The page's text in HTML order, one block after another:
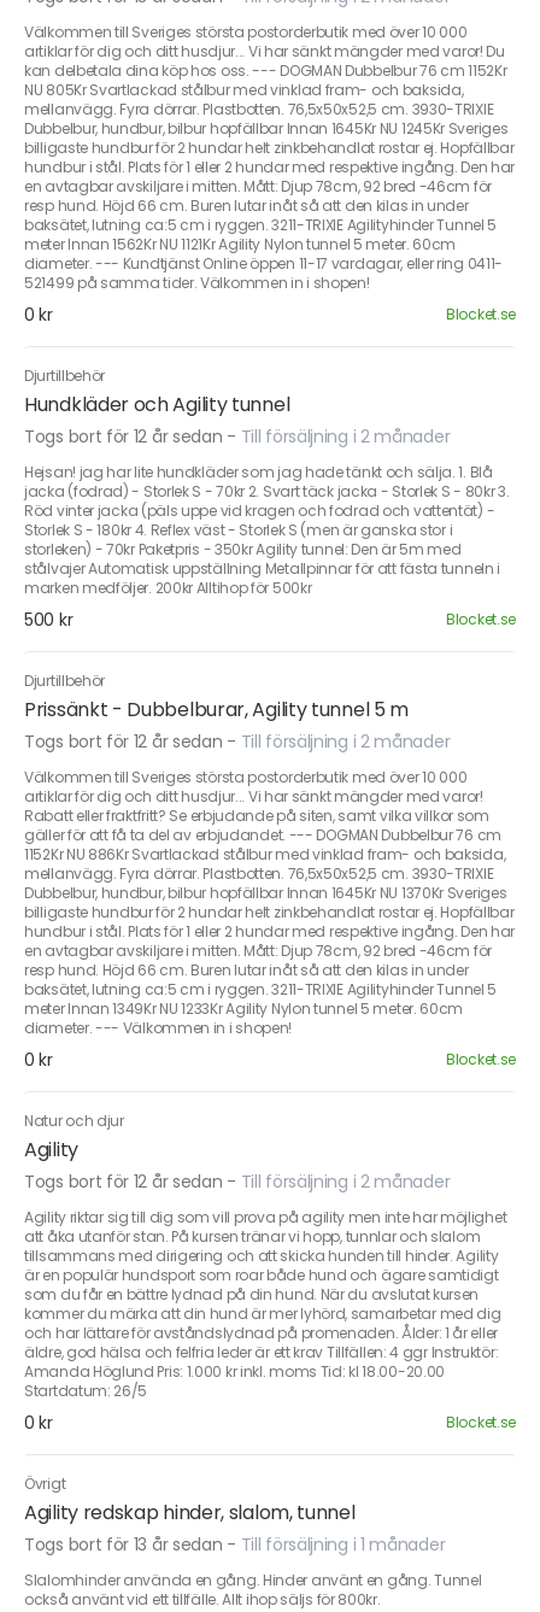
Välkommen till Sveriges största postorderbutik med över 10 000
artiklar för dig och ditt husdjur... Vi har sänkt mängder med varor! Du
kan delbetala dina köp hos oss. --- DOGMAN Dubbelbur 76 cm 1152Kr
NU 805Kr Svartlackad stålbur med vinklad fram- och baksida,
mellanvägg. Fyra dörrar. Plastbotten. 76,5x50x52,5 cm. 3930-TRIXIE
Dubbelbur, hundbur, bilbur hopfällbar Innan 1645Kr NU 1245Kr Sveriges
billigaste hundbur för 2 hundar helt zinkbehandlat rostar ej. Hopfällbar
hundbur i stål. Plats för 1 eller 2 hundar med respektive ingång. Den har
en avtagbar avskiljare i mitten. Mått: Djup 78cm, 92 bred -46cm för
resp hund. Höjd 66 cm. Buren lutar inåt så att den kilas in under
baksätet, lutning ca:5 cm i ryggen. 3211-TRIXIE Agilityhinder Tunnel 5
meter Innan 1562Kr NU 1121Kr Agility Nylon tunnel 5 meter. 60cm
diameter. --- Kundtjänst Online öppen 11-17 vardagar, eller ring 0411-
521499 på samma tider. Välkommen in i shopen!
0 kr Blocket.se
Djurtillbehör
Hundkläder och Agility tunnel
Togs bort för 12 år sedan - Till försäljning i 2 månader
Hejsan! jag har lite hundkläder som jag hade tänkt och sälja. 1. Blå
jacka (fodrad) - Storlek S - 70kr 2. Svart täck jacka - Storlek S - 80kr 3.
Röd vinter jacka (päls uppe vid kragen och fodrad och vattentät) -
Storlek S - 180kr 4. Reflex väst - Storlek S (men är ganska stor i
storleken) - 70kr Paketpris - 350kr Agility tunnel: Den är 5m med
stålvajer Automatisk uppställning Metallpinnar för att fästa tunneln i
marken medföljer. 200kr Alltihop för 500kr
500 kr Blocket.se
Djurtillbehör
Prissänkt - Dubbelburar, Agility tunnel 5 m
Togs bort för 12 år sedan - Till försäljning i 2 månader
Välkommen till Sveriges största postorderbutik med över 10 000
artiklar för dig och ditt husdjur... Vi har sänkt mängder med varor!
Rabatt eller fraktfritt? Se erbjudande på siten, samt vilka villkor som
gäller för att få ta del av erbjudandet. --- DOGMAN Dubbelbur 76 cm
1152Kr NU 886Kr Svartlackad stålbur med vinklad fram- och baksida,
mellanvägg. Fyra dörrar. Plastbotten. 76,5x50x52,5 cm. 3930-TRIXIE
Dubbelbur, hundbur, bilbur hopfällbar Innan 1645Kr NU 1370Kr Sveriges
billigaste hundbur för 2 hundar helt zinkbehandlat rostar ej. Hopfällbar
hundbur i stål. Plats för 1 eller 2 hundar med respektive ingång. Den har
en avtagbar avskiljare i mitten. Mått: Djup 78cm, 92 bred -46cm för
resp hund. Höjd 66 cm. Buren lutar inåt så att den kilas in under
baksätet, lutning ca:5 cm i ryggen. 3211-TRIXIE Agilityhinder Tunnel 5
meter Innan 1349Kr NU 1233Kr Agility Nylon tunnel 5 meter. 60cm
diameter. --- Välkommen in i shopen!
0 kr Blocket.se
Natur och djur
Agility
Togs bort för 12 år sedan - Till försäljning i 2 månader
Agility riktar sig till dig som vill prova på agility men inte har möjlighet
att åka utanför stan. På kursen tränar vi hopp, tunnlar och slalom
tillsammans med dirigering och att skicka hunden till hinder. Agility
är en populär hundsport som roar både hund och ägare samtidigt
som du får en bättre lydnad på din hund. När du avslutat kursen
kommer du märka att din hund är mer lyhörd, samarbetar med dig
och har lättare för avståndslydnad på promenaden. Ålder: 1 år eller
äldre, god hälsa och felfria leder är ett krav Tillfällen: 4 ggr Instruktör:
Amanda Höglund Pris: 1.000 kr inkl. moms Tid: kl 18.00-20.00
Startdatum: 26/5
0 kr Blocket.se
Övrigt
Agility redskap hinder, slalom, tunnel
Togs bort för 13 år sedan - Till försäljning i 1 månader
Slalomhinder använda en gång. Hinder använt en gång. Tunnel
också använt vid ett tillfälle. Allt ihop säljs för 800kr.